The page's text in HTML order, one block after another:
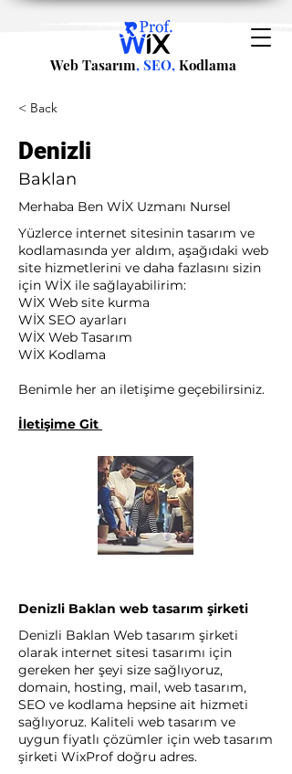
Web Tasarım, SEO, Kodlama
< Back
Denizli
Baklan
Merhaba Ben WİX Uzmanı Nursel
Yüzlerce internet sitesinin tasarım ve
kodlamasında yer aldım, aşağıdaki web
site hizmetlerini ve daha fazlasını sizin
için WİX ile sağlayabilirim:​ ​
WİX Web site kurma
WİX SEO ayarları
WİX Web Tasarım
WİX Kodlama ​
Benimle her an iletişime geçebilirsiniz.
İletişime Git
Denizli Baklan web tasarım şirketi
Denizli Baklan Web tasarım şirketi
olarak internet sitesi tasarımı için
gereken her şeyi size sağlıyoruz,
domain, hosting, mail, web tasarım,
SEO ve kodlama hepsine ait hizmeti
sağlıyoruz. Kaliteli web tasarım ve
uygun fiyatlı çözümler için web tasarım
şirketi WixProf doğru adres.